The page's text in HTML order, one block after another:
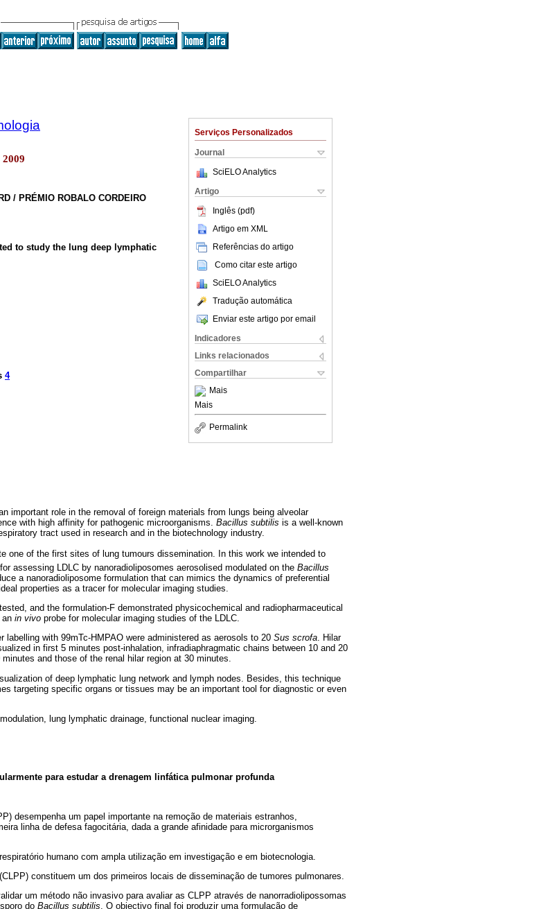
Serviços Personalizados
Journal
SciELO Analytics
Artigo
Inglês (pdf)
Artigo em XML
Referências do artigo
Como citar este artigo
SciELO Analytics
Tradução automática
Enviar este artigo por email
Indicadores
Links relacionados
Compartilhar
Mais
Mais
Permalink
/ PRÉMIO ROBALO CORDEIRO
to study the lung deep lymphatic
4
important role in the removal of foreign materials from lungs being alveolar
with high affinity for pathogenic microorganisms. Bacillus subtilis is a well-known
tract used in research and in the biotechnology industry.
one of the first sites of lung tumours dissemination. In this work we intended to
assessing LDLC by nanoradioliposomes aerosolised modulated on the Bacillus
a nanoradioliposome formulation that can mimics the dynamics of preferential
properties as a tracer for molecular imaging studies.
and the formulation-F demonstrated physicochemical and radiopharmaceutical
an in vivo probe for molecular imaging studies of the LDLC.
labelling with 99mTc-HMPAO were administered as aerosols to 20 Sus scrofa. Hilar
in first 5 minutes post-inhalation, infradiaphragmatic chains between 10 and 20
and those of the renal hilar region at 30 minutes.
of deep lymphatic lung network and lymph nodes. Besides, this technique
targeting specific organs or tissues may be an important tool for diagnostic or even
lung lymphatic drainage, functional nuclear imaging.
para estudar a drenagem linfática pulmonar profunda
desempenha um papel importante na remoção de materiais estranhos,
linha de defesa fagocitária, dada a grande afinidade para microrganismos
humano com ampla utilização em investigação e em biotecnologia.
constituem um dos primeiros locais de disseminação de tumores pulmonares.
um método não invasivo para avaliar as CLPP através de nanorradiolipossomas
do Bacillus subtilis. O objectivo final foi produzir uma formulação de